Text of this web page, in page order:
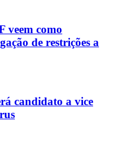
veem como
de restrições a
candidato a vice